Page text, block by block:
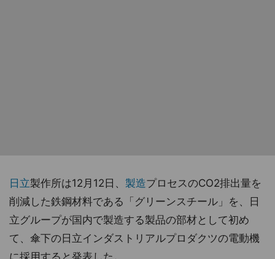
日立製作所は12月12日、 製造プロセスのCO2排出量を
削減した鉄鋼材料である「グリーンスチール」を、日
立グループが国内で製造する製品の部材として初め
て、傘下の日立インダストリアルプロダクツの電動機
に採用すると発表した。